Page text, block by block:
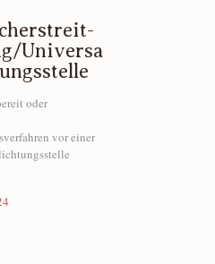
Universa
oder
vor einer